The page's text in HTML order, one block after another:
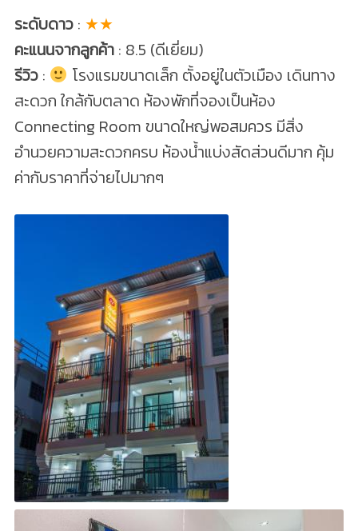
ระดับดาว: ★★
คะแนนจากลูกค้า: 8.5 (ดีเยี่ยม)
รีวิว:
โรงแรมขนาดเล็ก ตั้งอยู่ในตัวเมือง เดินทาง
สะดวก ใกล้กับตลาด ห้องพักที่จองเป็นห้อง
Connecting Room ขนาดใหญ่พอสมควร มีสิ่ง
อำนวยความสะดวกครบ ห้องน้ำแบ่งสัดส่วนดีมาก คุ้ม
ค่ากับราคาที่จ่ายไปมากๆ